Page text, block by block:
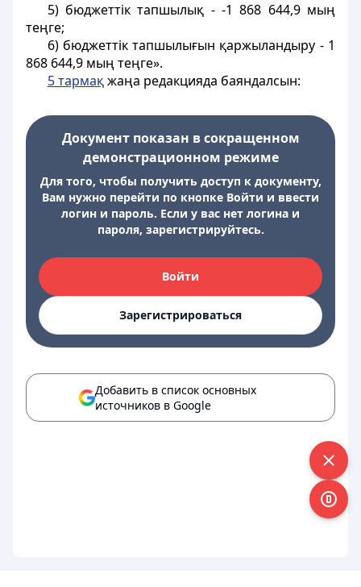
5) бюджеттік тапшылық - -1 868 644,9 мың
теңге;
6) бюджеттік тапшылығын қаржыландыру - 1
868 644,9 мың теңге».
5 тармақжаңа редакцияда баяндалсын:
Документ показан в сокращенном
демонстрационном режиме
Для того, чтобы получить доступ к документу,
Вам нужно перейти по кнопке Войти и ввести
логин и пароль. Если у вас нет логина и
пароля, зарегистрируйтесь.
Войти
Зарегистрироваться
Добавить в список основных
источников в Google